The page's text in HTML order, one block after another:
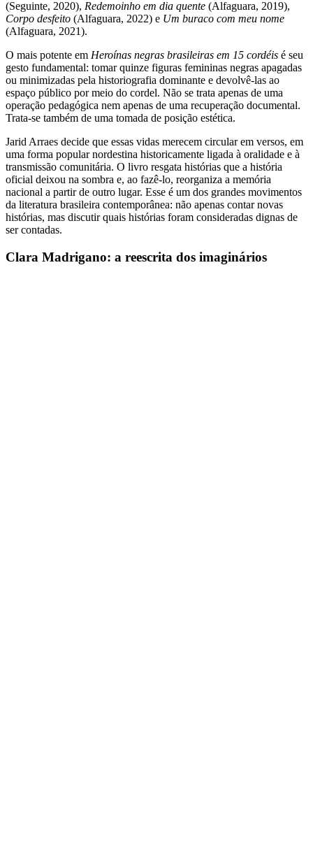
(Seguinte, 2020), Redemoinho em dia quente (Alfaguara, 2019),
Corpo desfeito (Alfaguara, 2022) e Um buraco com meu nome
(Alfaguara, 2021).
O mais potente em Heroínas negras brasileiras em 15 cordéis é seu
gesto fundamental: tomar quinze figuras femininas negras apagadas
ou minimizadas pela historiografia dominante e devolvê-las ao
espaço público por meio do cordel. Não se trata apenas de uma
operação pedagógica nem apenas de uma recuperação documental.
Trata-se também de uma tomada de posição estética.
Jarid Arraes decide que essas vidas merecem circular em versos, em
uma forma popular nordestina historicamente ligada à oralidade e à
transmissão comunitária. O livro resgata histórias que a história
oficial deixou na sombra e, ao fazê-lo, reorganiza a memória
nacional a partir de outro lugar. Esse é um dos grandes movimentos
da literatura brasileira contemporânea: não apenas contar novas
histórias, mas discutir quais histórias foram consideradas dignas de
ser contadas.
Clara Madrigano: a reescrita dos imaginários